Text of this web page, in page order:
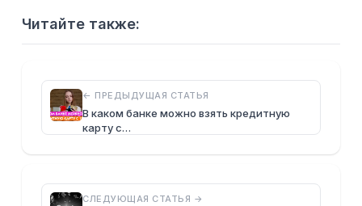
Читайте также:
← ПРЕДЫДУЩАЯ СТАТЬЯ
В каком банке можно взять кредитную
карту с…
СЛЕДУЮЩАЯ СТАТЬЯ →